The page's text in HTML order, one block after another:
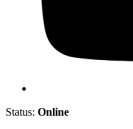
Status: Online